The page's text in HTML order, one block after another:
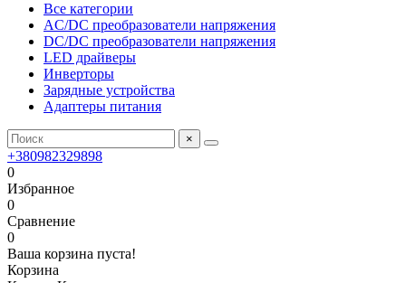
Все категории
AC/DC преобразователи напряжения
DC/DC преобразователи напряжения
LED драйверы
Инверторы
Зарядные устройства
Адаптеры питания
×
+380982329898
0
Избранное
0
Сравнение
0
Ваша корзина пуста!
Корзина